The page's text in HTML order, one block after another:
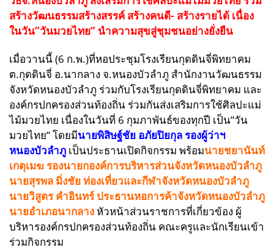
สร้างวัฒนธรรมสร้างสรรค์ สร้างคนดี- สร้างรายได้ เนื่อง
ในวัน”วันมวยไทย” นำความสุขสู่ชุมชนอย่างยั่งยืน
เมื่อวานนี้ (6 ก.พ.)ที่หอประชุมโรงเรียนกุดดินจี่พิทยาคม
ต.กุดดินจี่ อ.นากลาง จ.หนองบัวลำภู สำนักงานวัฒนธรรม
จังหวัดหนองบัวลำภู ร่วมกับโรงเรียนกุดดินจี่พิทยาคม และ
องค์กรปกครองส่วนท้องถิ่น ร่วมกันส่งเสริมการใช้ศิลปะแม่
ไม้มวยไทย เนื่องในวันที่ 6 กุมภาพันธ์ของทุกปี เป็น”วัน
มวยไทย” โดยมีนายพิสิษฐ์ชัย อภัยปิยกุล รองผู้ว่าฯ
หนองบัวลำภู เป็นประธานเปิดกิจกรรม พร้อมนายชยานันท์
เกตุเมฆ รองนายกองค์การบริหารส่วนจังหวัดหนองบัวลำภู
นายสุรพล มิ่งชัย ท่องเที่ยวและกีฬาจังหวัดหนองบัวลำภู
นายวิสูตร คำอินทร์ ประธานหอการค้าจังหวัดหนองบัวลำภู
นายอำเภอนากลาง หัวหน้าส่วนราชการที่เกี่ยวข้อง ผู้
บริหารองค์กรปกครองส่วนท้องถิ่น คณะครูและนักเรียนเข้า
ร่วมกิจกรรม